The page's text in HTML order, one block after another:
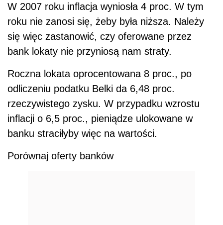
W 2007 roku inflacja wyniosła 4 proc. W tym
roku nie zanosi się, żeby była niższa. Należy
się więc zastanowić, czy oferowane przez
bank lokaty nie przyniosą nam straty.
Roczna lokata oprocentowana 8 proc., po
odliczeniu podatku Belki da 6,48 proc.
rzeczywistego zysku. W przypadku wzrostu
inflacji o 6,5 proc., pieniądze ulokowane w
banku straciłyby więc na wartości.
Porównaj oferty banków